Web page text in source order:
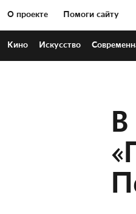
О проекте Помоги сайту
Кино Искусство
В